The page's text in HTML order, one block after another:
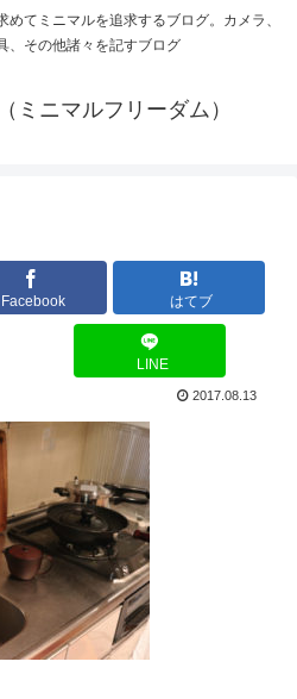
てミニマルを追求するブログ。カメラ、
、その他諸々を記すブログ
ミニマルフリーダム）
Facebook はてブ
LINE
2017.08.13